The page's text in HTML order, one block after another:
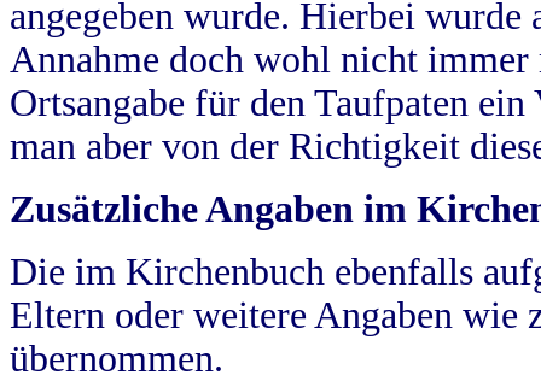
angegeben wurde. Hierbei wurde
Annahme doch wohl nicht
Ortsangabe für den Taufpaten
man aber von der Richtigkeit
Zusätzliche Angaben im
Die im Kirchenbuch ebenfalls
Eltern oder weitere Angaben wie
übernommen.